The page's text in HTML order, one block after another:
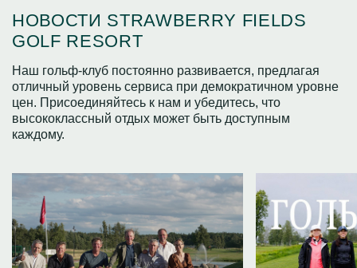
НОВОСТИ STRAWBERRY FIELDS
GOLF RESORT
Наш гольф-клуб постоянно развивается, предлагая
отличный уровень сервиса при демократичном уровне
цен. Присоединяйтесь к нам и убедитесь, что
высококлассный отдых может быть доступным
каждому.